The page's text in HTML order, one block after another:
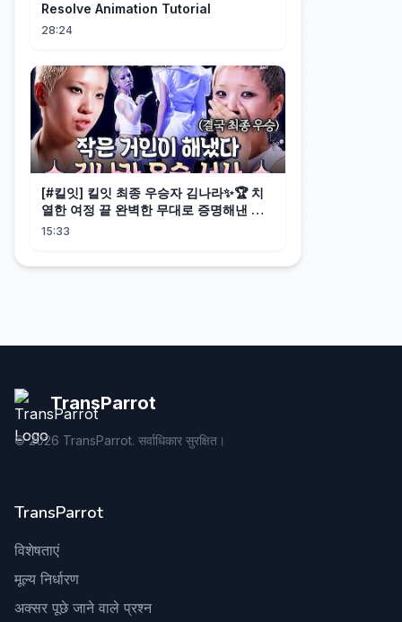
Resolve Animation Tutorial
28:24
[#킬잇] 킬잇 최종 우승자 김나라✨🏆 치
열한 여정 끝 완벽한 무대로 증명해낸 작
은 거인의 마지막 피날레💗
15:33
TransParrot
©2026 TransParrot. सर्वाधिकार सुरक्षित।
TransParrot
विशेषताएं
मूल्य निर्धारण
अक्सर पूछे जाने वाले प्रश्न